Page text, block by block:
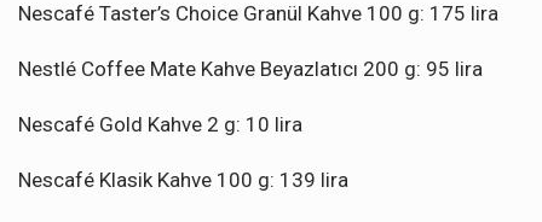
Nescafé Taster’s Choice Granül Kahve 100 g: 175 lira
Nestlé Coffee Mate Kahve Beyazlatıcı 200 g: 95 lira
Nescafé Gold Kahve 2 g: 10 lira
Nescafé Klasik Kahve 100 g: 139 lira